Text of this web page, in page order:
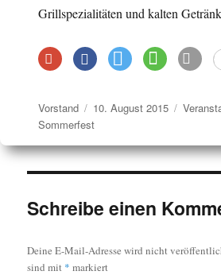
Grillspezialitäten und kalten
Autor
Vorstand
Veröffentlicht
am
10. August 2015
Sommerfest
Schreibe einen
Deine E-Mail-Adresse wird nicht
sind mit * markiert